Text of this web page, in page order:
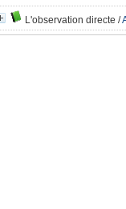
L'observation directe /